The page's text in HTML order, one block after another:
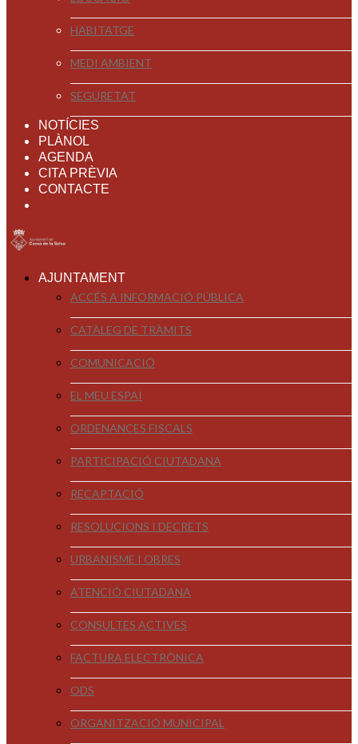
HABITATGE
MEDI AMBIENT
SEGURETAT
NOTÍCIES
PLÀNOL
AGENDA
CITA PRÈVIA
CONTACTE
AJUNTAMENT
ACCÉS A INFORMACIÓ PÚBLICA
CATÀLEG DE TRÀMITS
COMUNICACIÓ
EL MEU ESPAI
ORDENANCES FISCALS
PARTICIPACIÓ CIUTADANA
RECAPTACIÓ
RESOLUCIONS I DECRETS
URBANISME I OBRES
ATENCIÓ CIUTADANA
CONSULTES ACTIVES
FACTURA ELECTRÒNICA
ODS
ORGANITZACIÓ MUNICIPAL